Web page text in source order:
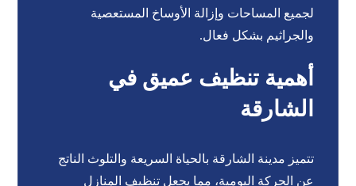
لجميع المساحات وإزالة الأوساخ المستعصية
والجراثيم بشكل فعال.
أهمية تنظيف عميق في
الشارقة
تتميز مدينة الشارقة بالحياة السريعة والتلوث الناتج
عن الحركة اليومية، مما يجعل تنظيف المنازل